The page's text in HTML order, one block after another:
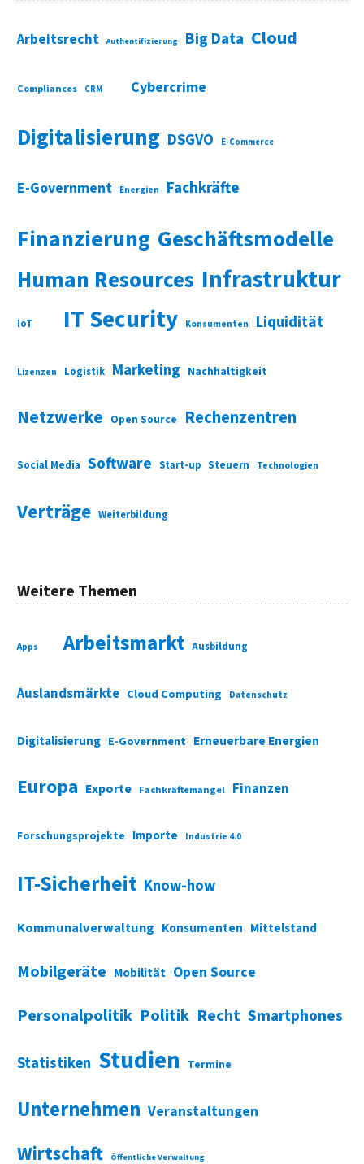
Arbeitsrecht Authentifizierung Big Data Cloud
Compliances CRM Cybercrime
Digitalisierung DSGVO E-Commerce
E-Government Energien Fachkräfte
Finanzierung Geschäftsmodelle
Human Resources Infrastruktur
IoT IT Security Konsumenten Liquidität
Lizenzen Logistik Marketing Nachhaltigkeit
Netzwerke Open Source Rechenzentren
Social Media Software Start-up Steuern Technologien
Verträge Weiterbildung
Weitere Themen
Apps Arbeitsmarkt Ausbildung
Auslandsmärkte Cloud Computing Datenschutz
Digitalisierung E-Government Erneuerbare Energien
Europa Exporte Fachkräftemangel Finanzen
Forschungsprojekte Importe Industrie 4.0
IT-Sicherheit Know-how
Kommunalverwaltung Konsumenten Mittelstand
Mobilgeräte Mobilität Open Source
Personalpolitik Politik Recht Smartphones
Statistiken Studien Termine
Unternehmen Veranstaltungen
Wirtschaft Öffentliche Verwaltung